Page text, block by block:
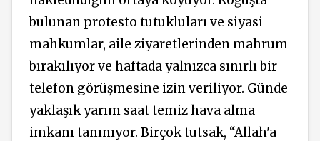
bulunan protesto tutukluları ve siyasi
mahkumlar, aile ziyaretlerinden mahrum
bırakılıyor ve haftada yalnızca sınırlı bir
telefon görüşmesine izin veriliyor. Günde
yaklaşık yarım saat temiz hava alma
imkanıtanınıyor. Birçok tutsak, “Allah'a